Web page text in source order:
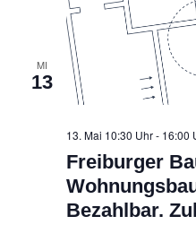
MI
13
13. Mai 10:30 Uhr - 16:00
Freiburger
Bezahlbar.